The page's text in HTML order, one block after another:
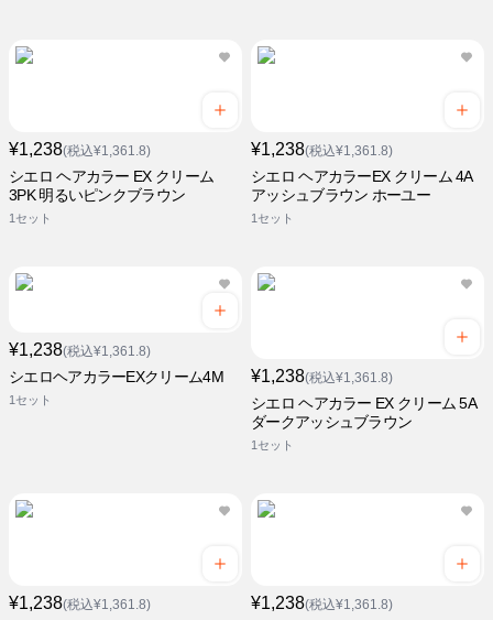
¥1,238(税込¥1,361.8)
シエロ ヘアカラー EX クリーム
3PK 明るいピンクブラウン
1セット
¥1,238(税込¥1,361.8)
シエロ ヘアカラーEX クリーム 4A
アッシュブラウン ホーユー
1セット
¥1,238(税込¥1,361.8)
シエロヘアカラーEXクリーム4M
1セット
¥1,238(税込¥1,361.8)
シエロ ヘアカラー EX クリーム 5A
ダークアッシュブラウン
1セット
¥1,238(税込¥1,361.8) ¥1,238(税込¥1,361.8)